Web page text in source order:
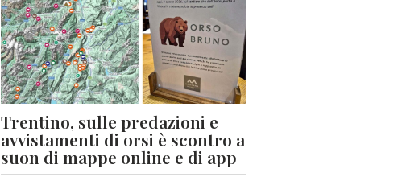
Trentino, sulle predazioni e
avvistamenti di orsi è scontro a
suon di mappe online e di app